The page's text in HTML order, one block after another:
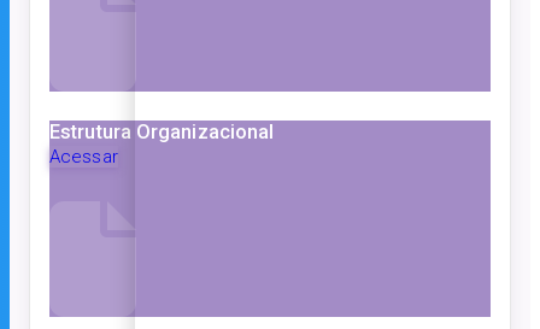
Estrutura Organizacional
Acessar